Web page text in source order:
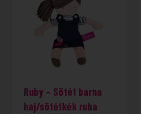
Ruby – Sötét barna
haj/sötétkék ruha